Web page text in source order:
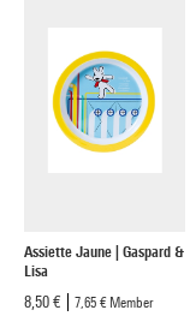
Assiette Jaune | Gaspard &
Lisa
8,50 €
7,65 € Member